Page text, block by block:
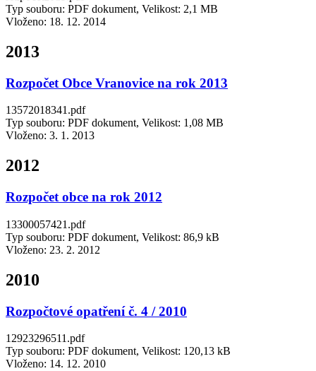
Typ souboru: PDF dokument, Velikost: 2,1 MB
Vloženo: 18. 12. 2014
2013
Rozpočet Obce Vranovice na rok 2013
13572018341.pdf
Typ souboru: PDF dokument, Velikost: 1,08 MB
Vloženo: 3. 1. 2013
2012
Rozpočet obce na rok 2012
13300057421.pdf
Typ souboru: PDF dokument, Velikost: 86,9 kB
Vloženo: 23. 2. 2012
2010
Rozpočtové opatření č. 4 / 2010
12923296511.pdf
Typ souboru: PDF dokument, Velikost: 120,13 kB
Vloženo: 14. 12. 2010